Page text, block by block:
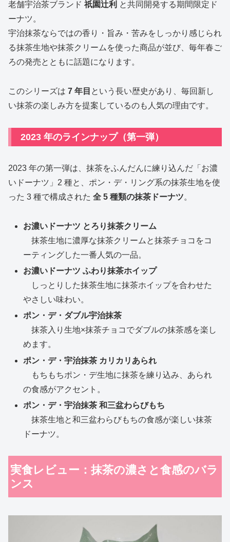
老舗宇治茶ブランド 祇園辻利 と共同開発する期間限定ド
ーナツ。
宇治抹茶ならではの香り・旨み・苦みをしっかり感じられ
る抹茶生地や抹茶クリームを使った商品が並び、毎年春ご
ろの発売とともに話題になります。
このシリーズは 7 年目 という長い歴史があり、毎回新し
い抹茶の楽しみ方を提案しているのも人気の理由です。
2023 年のラインナップ（第一弾）
2023 年の第一弾は、抹茶をふんだんに練り込んだ「お濃
いドーナツ」2 種と、ポン・デ・リング系の抹茶生地を使
った 3 種で構成された 全 5 種類の抹茶ドーナツ。
お濃いドーナツ とろり抹茶クリーム
抹茶生地に濃厚な抹茶クリームと抹茶チョコをコ
ーティングした一番人気の一品。
お濃いドーナツ ふわり抹茶ホイップ
しっとりした抹茶生地に抹茶ホイップを合わせた
やさしい味わい。
ポン・デ・ダブル宇治抹茶
抹茶入り生地×抹茶チョコでダブルの抹茶感を楽し
めます。
ポン・デ・宇治抹茶 カリカリあられ
もちもちポン・デ生地に抹茶を練り込み、あられ
の食感がアクセント。
ポン・デ・宇治抹茶 和三盆わらびもち
抹茶生地と和三盆わらびもちの食感が楽しい抹茶
ドーナツ。
実食レビュー：抹茶の濃さと食感のバラ
ンス